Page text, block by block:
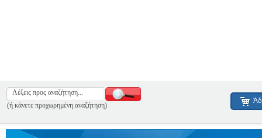
(ή κάνετε προχωρημένη αναζήτηση)